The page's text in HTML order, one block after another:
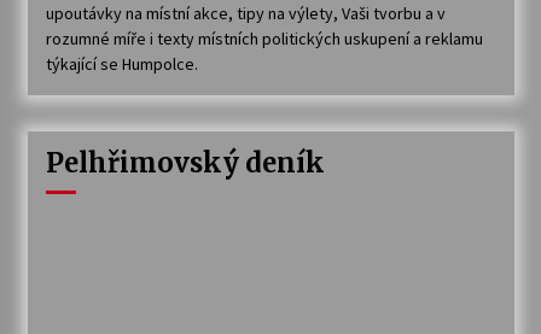
upoutávky na místní akce, tipy na výlety, Vaši tvorbu a v
rozumné míře i texty místních politických uskupení a reklamu
týkající se Humpolce.
Pelhřimovský deník